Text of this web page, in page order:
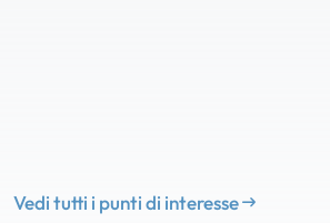
Vedi tutti i punti di interesse